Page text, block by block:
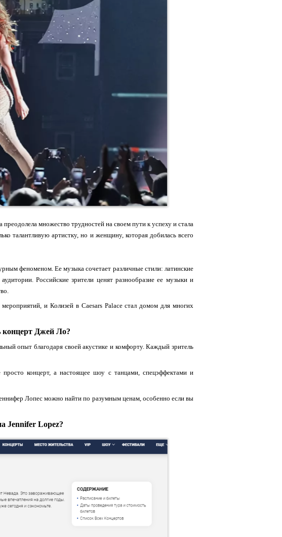
множество трудностей на своем пути к успеху и стала
талантливую артистку, но и женщину, которая добилась всего
феноменом. Ее музыка сочетает различные стили: латинские
Российские зрители ценят разнообразие ее музыки и
и Колизей в Caesars Palace стал домом для многих
концерт Джей Ло?
опыт благодаря своей акустике и комфорту. Каждый зритель
концерт, а настоящее шоу с танцами, спецэффектами и
Лопес можно найти по разумным ценам, особенно если вы
Jennifer Lopez?